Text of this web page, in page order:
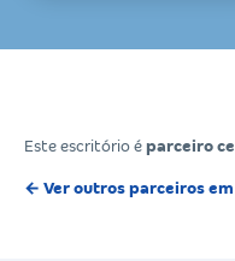
Este escritório é parceiro
← Ver outros parceiros em